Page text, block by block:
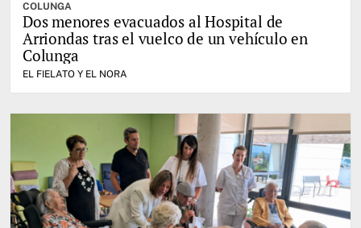
COLUNGA
Dos menores evacuados al Hospital de
Arriondas tras el vuelco de un vehículo en
Colunga
EL FIELATO Y EL NORA